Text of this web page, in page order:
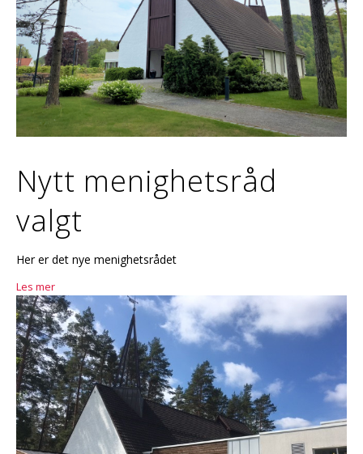
Nytt menighetsråd
valgt
Her er det nye menighetsrådet
Les mer